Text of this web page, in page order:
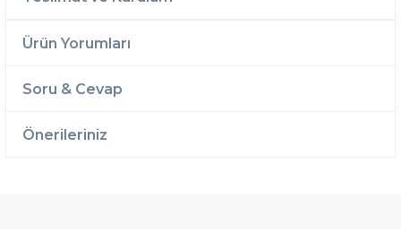
Ürün Yorumları
Soru & Cevap
Önerileriniz